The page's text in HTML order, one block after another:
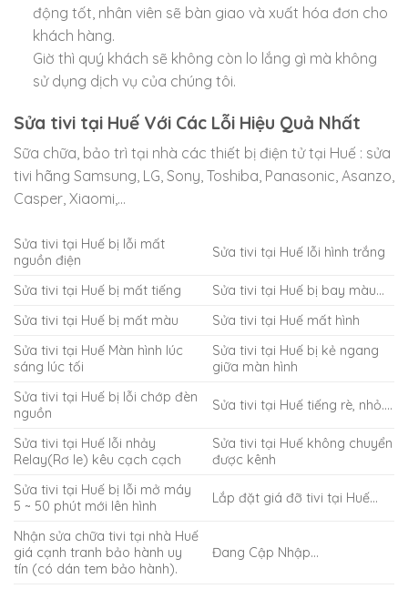
động tốt, nhân viên sẽ bàn giao và xuất hóa đơn cho
khách hàng.
Giờ thì quý khách sẽ không còn lo lắng gì mà không
sử dụng dịch vụ của chúng tôi.
Sửa tivi tại Huế Với Các Lỗi Hiệu Quả Nhất
Sữa chữa, bảo trì tại nhà các thiết bị điện tử tại Huế : sửa
tivi hãng Samsung, LG, Sony, Toshiba, Panasonic, Asanzo,
Casper, Xiaomi,…
Sửa tivi tại Huế bị lỗi mất
nguồn điện
Sửa tivi tại Huế lỗi hình trắng
Sửa tivi tại Huế bị mất tiếng
Sửa tivi tại Huế bị bay màu…
Sửa tivi tại Huế bị mất màu
Sửa tivi tại Huế mất hình
Sửa tivi tại Huế Màn hình lúc
sáng lúc tối
Sửa tivi tại Huế bị kẻ ngang
giữa màn hình
Sửa tivi tại Huế bị lỗi chớp đèn
nguồn
Sửa tivi tại Huế tiếng rè, nhỏ….
Sửa tivi tại Huế lỗi nhảy
Relay(Rơ le) kêu cạch cạch
Sửa tivi tại Huế không chuyển
được kênh
Sửa tivi tại Huế bị lỗi mở máy
5 ~ 50 phút mới lên hình
Lắp đặt giá đỡ tivi tại Huế…
Nhận sửa chữa tivi tại nhà Huế
giá cạnh tranh bảo hành uy
tín (có dán tem bảo hành).
Đang Cập Nhập…